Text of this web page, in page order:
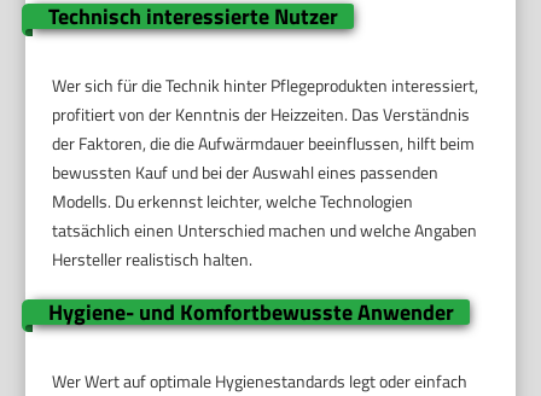
Technisch interessierte Nutzer
Wer sich für die Technik hinter Pflegeprodukten interessiert,
profitiert von der Kenntnis der Heizzeiten. Das Verständnis
der Faktoren, die die Aufwärmdauer beeinflussen, hilft beim
bewussten Kauf und bei der Auswahl eines passenden
Modells. Du erkennst leichter, welche Technologien
tatsächlich einen Unterschied machen und welche Angaben
Hersteller realistisch halten.
Hygiene- und Komfortbewusste Anwender
Wer Wert auf optimale Hygienestandards legt oder einfach